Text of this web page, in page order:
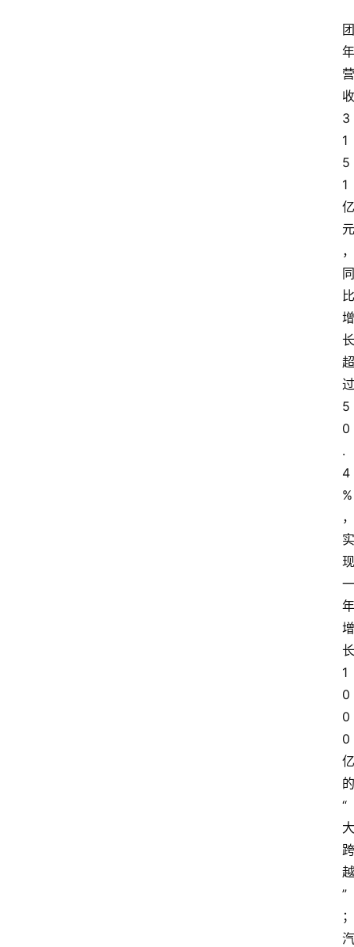
团
年
营
收
3
1
5
1
亿
元
，
同
比
增
长
超
过
5
0
.
4
%
，
实
现
一
年
增
长
1
0
0
0
亿
的
“
大
跨
越
”
；
汽